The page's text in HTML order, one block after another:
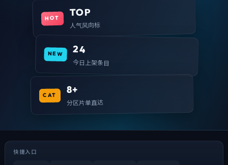
HOT TOP
人气风向标
NEW 24
今日上架条目
CAT 8+
分区片单直达
快捷入口